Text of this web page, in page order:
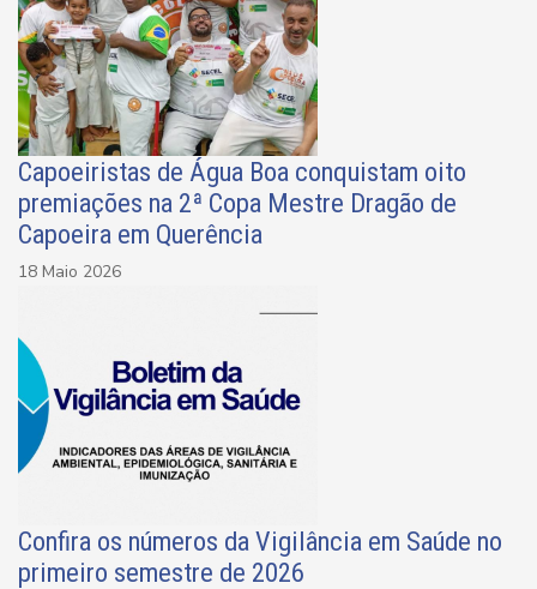
Capoeiristas de Água Boa conquistam oito
premiações na 2ª Copa Mestre Dragão de
Capoeira em Querência
18 Maio 2026
Confira os números da Vigilância em Saúde no
primeiro semestre de 2026